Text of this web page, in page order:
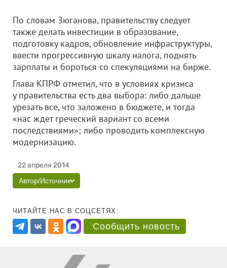
По словам Зюганова, правительству следует
также делать инвестиции в образование,
подготовку кадров, обновление инфраструктуры,
ввести прогрессивную шкалу налога, поднять
зарплаты и бороться со спекуляциями на бирже.
Глава КПРФ отметил, что в условиях кризиса
у правительства есть два выбора: либо дальше
урезать все, что заложено в бюджете, и тогда
«нас ждет греческий вариант со всеми
последствиями»; либо проводить комплексную
модернизацию.
22 апреля 2014
Автор/Источник
ЧИТАЙТЕ НАС В СОЦСЕТЯХ:
Сообщить новость